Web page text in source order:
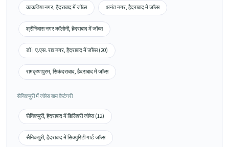
काकतिया नगर, हैदराबाद में जॉब्स अनंत नगर, हैदराबाद में जॉब्स
श्रीनिवास नगर कॉलोनी, हैदराबाद में जॉब्स
डॉ। ए.एस. राव नगर, हैदराबाद में जॉब्स (20)
रामकृष्णपुरम, सिकंदराबाद, हैदराबाद में जॉब्स
सैनिकपुरी में जॉब्स बाय कैटेगरी
सैनिकपुरी, हैदराबाद में डिलिवरी जॉब्स (12)
सैनिकपुरी, हैदराबाद में सिक्युरिटी गार्ड जॉब्स